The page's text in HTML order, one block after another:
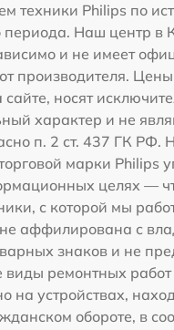
техники Philips по
периода. Наш центр в
и не имеет
производителя.
носят
характер и не
п. 2 ст. 437 ГК РФ.
марки Philips
целях —
с которой мы
аффилирована с
знаков и не
виды ремонтных
на устройствах,
обороте, в